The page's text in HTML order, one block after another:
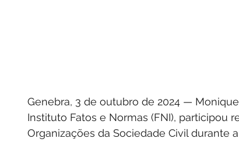
Genebra, 3 de outubro de 2024 —
Instituto Fatos e Normas (FNI), participou
Organizações da Sociedade Civil durante